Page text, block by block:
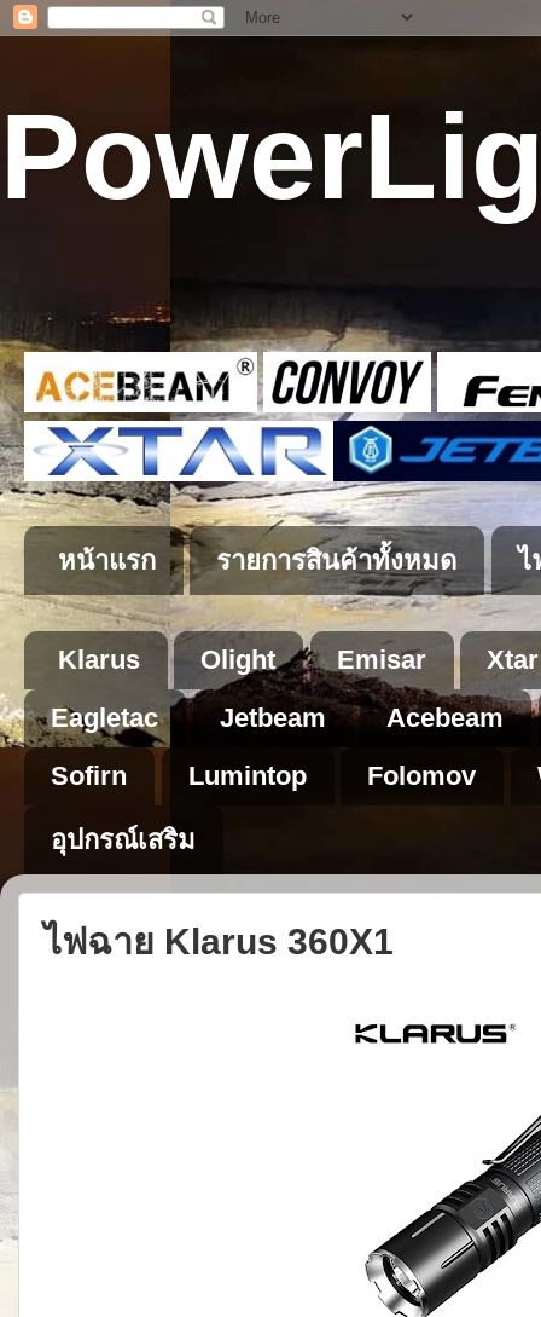
หน้าแรก รายการสินค้าทั้งหมด ไ
Klarus Olight Emisar
Xtar
Eagletac
Jetbeam
Acebeam
Sofirn
Lumintop Folomov
อุปกรณ์เสริม
ไฟฉาย Klarus 360X1